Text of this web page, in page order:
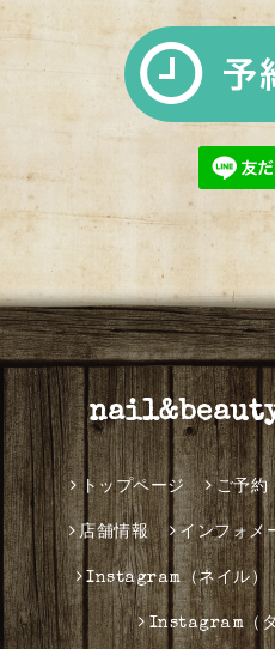
トップページ ご予約
店舗情報 インフォメ
Instagram（ネイル）
Instagram（タ